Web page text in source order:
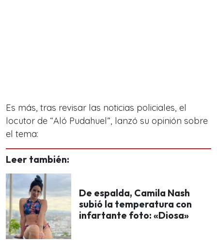
Es más, tras revisar las noticias policiales, el
locutor de “Aló Pudahuel”, lanzó su opinión sobre
el tema:
Leer también:
De espalda, Camila Nash
subió la temperatura con
infartante foto: «Diosa»